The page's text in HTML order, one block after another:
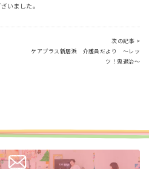
いました。
次の記事 >
ケアプラス新居浜 介護員だより ～レッ
ツ！鬼退治～